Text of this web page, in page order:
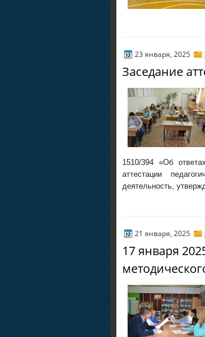
23 января, 2025
Заседание
1510/394 «Об
аттестации
деятельность,
21 января, 2025
17 января